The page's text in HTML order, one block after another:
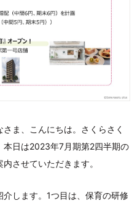
さま、こんにちは。さくらさく
本日は2023年7月期第2四半期の
させていただきます。
します。1つ目は、保育の研修